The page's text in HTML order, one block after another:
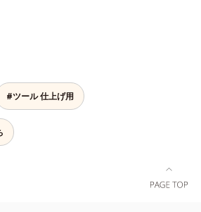
6プッ
、肌に
合＝セミマット肌を叶える球状と板
状の粉体*2 シリカ6種類、セルロー
ス*3 シリカ配合＝皮脂を吸着する
使って
ではせ
パウダ
感を活
やかな
感を格
#ツール 仕上げ用